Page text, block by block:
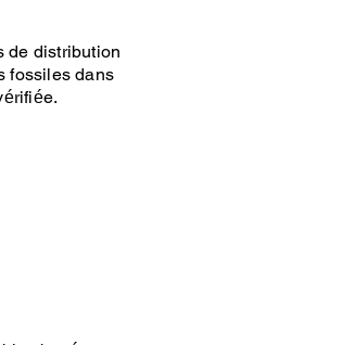
de distribution
fossiles dans